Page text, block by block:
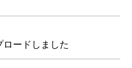
ードしました